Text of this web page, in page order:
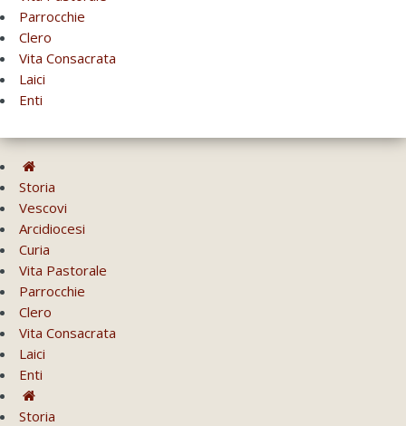
Parrocchie
Clero
Vita Consacrata
Laici
Enti
Storia
Vescovi
Arcidiocesi
Curia
Vita Pastorale
Parrocchie
Clero
Vita Consacrata
Laici
Enti
Storia